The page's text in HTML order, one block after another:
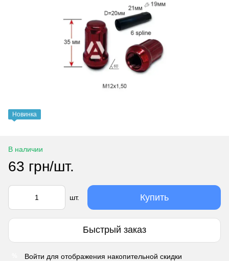
Новинка
В наличии
63 грн/шт.
шт. Купить
Быстрый заказ
Войти для отображения накопительной скидки